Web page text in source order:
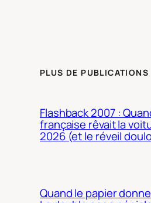
PLUS DE PUBLICATIONS
Flashback 2007 :
française rêvait la
2026 (et le réveil
Quand le papier